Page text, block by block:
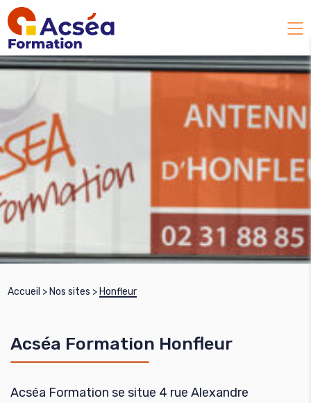
Accueil > Nos sites > Honfleur
Acséa Formation Honfleur
Acséa Formation se situe 4 rue Alexandre